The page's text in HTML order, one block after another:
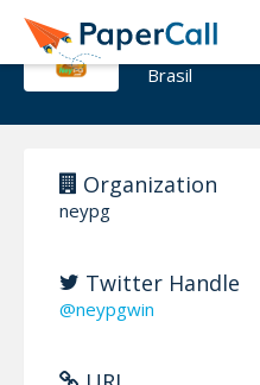
neypg
Brasil
Organization
neypg
Twitter Handle
@neypgwin